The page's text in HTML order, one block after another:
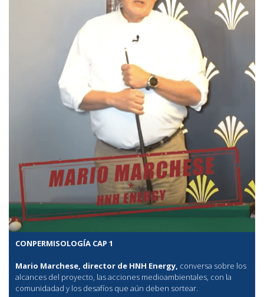
CONPERMISOLOGÍA CAP 1
Mario Marchese, director de HNH Energy, conversa sobre los
alcances del proyecto, las acciones medioambientales, con la
comunidadad y los desafíos que aún deben sortear.